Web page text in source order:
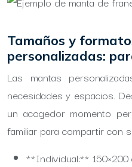
Tamaños y
personalizadas:
Las mantas
necesidades y espacios.
un acogedor momento
familiar para compartir con
**Individual:**